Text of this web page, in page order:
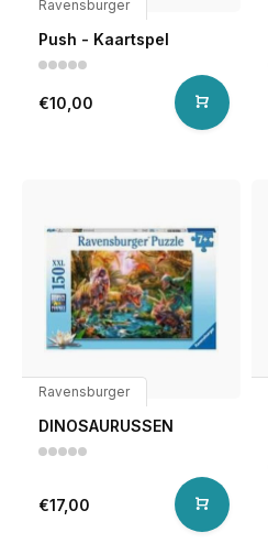
Ravensburger
Push - Kaartspel
€10,00
Ravensburger
DINOSAURUSSEN
€17,00